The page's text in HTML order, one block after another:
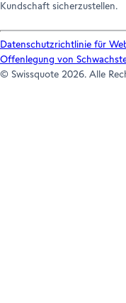
Kundschaft sicherzustellen.
Datenschutzrichtlinie für
Offenlegung von
© Swissquote 2026. Alle